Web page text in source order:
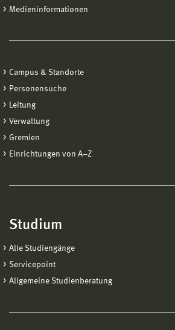
zur Darstellung der Ergebnisse
Feuchtehaushaltes von
Quecksilber-Porosimeter,
Messung von Sorptions- und
Isothermen eines Gesamtsystems
Holzwerkstofffassade) verwendet.
DVS-Gerätes sind ein
Gleichgewichts durch
Kondensation), eine unabhängige
erlaubt den Einsatz kleinster
(~10mg).
Medieninformationen
Campus & Standorte
Personensuche
Leitung
Verwaltung
Gremien
Einrichtungen von A−Z
Studium
Alle Studiengänge
Servicepoint
Allgemeine Studienberatung